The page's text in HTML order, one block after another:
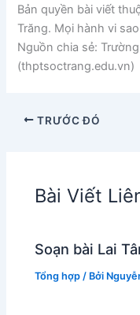
Bản quyền bài viết
Trăng. Mọi hành vi
Nguồn chia sẻ:
(thptsoctrang.edu.vn)
TRƯỚC ĐÓ
Bài Viết
Soạn bài Lai
Tổng hợp / Bởi